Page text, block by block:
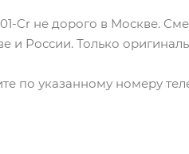
Cr не дорого в Москве.
и России. Только
по указанному номеру